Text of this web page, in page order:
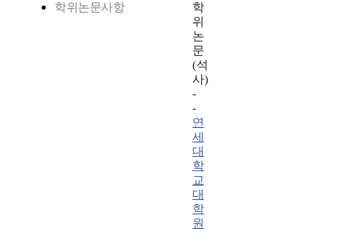
학위논문사항
학
위
논
문
(석
사)
-
-
연
세
대
학
교
대
학
원